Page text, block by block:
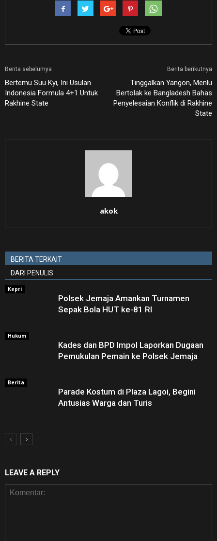
Berita sebelumya
Bertemu Suu Kyi, Ini Usulan
Indonesia Formula 4+1 Untuk
Rakhine State
Berita berikutnya
Tinggalkan Yangon, Menlu
Bertolak ke Bangladesh Bahas
Penyelesaian Konflik di Rakhine
State
akok
BERITA TERKAIT
DARI PENULIS
Kepri
Polsek Jemaja Amankan Turnamen
Sepak Bola HUT ke-81 RI ‎
Hukum
Kades dan BPD Impol Laporkan Dugaan
Pemukulan Pemain ke Polsek Jemaja
Berita
Parade Kostum di Plaza Lagoi, Begini
Antusias Warga dan Turis
LEAVE A REPLY